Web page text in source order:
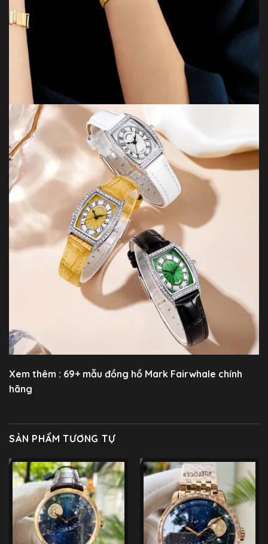
Xem thêm : 69+ mẫu đồng hồ Mark Fairwhale chính
hãng
SẢN PHẨM TƯƠNG TỰ